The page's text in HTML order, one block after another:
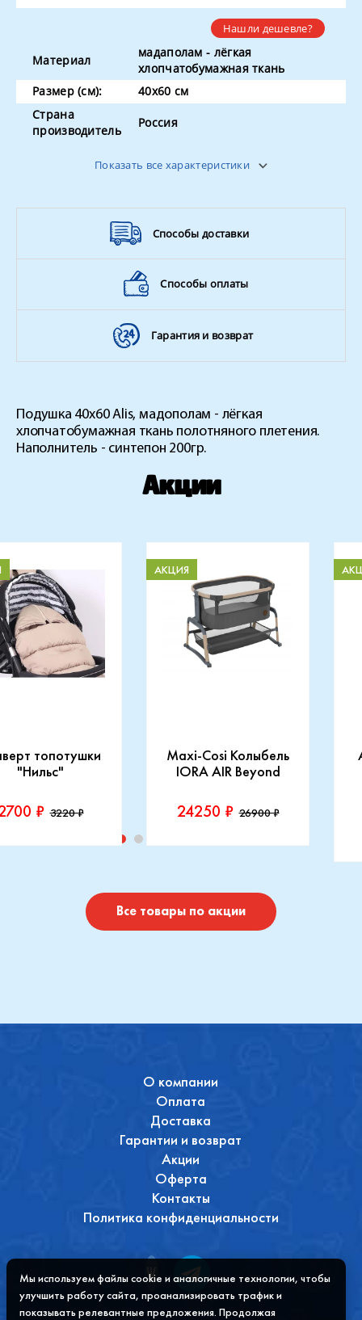
Нашли дешевле?
Материал
мадаполам - лёгкая
хлопчатобумажная ткань
Размер (см):
40х60 см
Страна
производитель
Россия
Показать все характеристики
Способы доставки
Способы оплаты
Гарантия и возврат
Подушка 40х60 Alis, мадополам - лёгкая
хлопчатобумажная ткань полотняного плетения.
Наполнитель - синтепон 200гр.
Акции
топотушки
"Нильс"
₽ 3220 ₽
Maxi-Cosi Колыбель
IORA AIR Beyond
АКЦИЯ
24250 ₽ 26900 ₽
Производитель::
Купить
Все товары по акции
О компании
Оплата
Доставка
Гарантии и возврат
Акции
Оферта
Контакты
Политика конфиденциальности
Мы используем файлы cookie и аналогичные технологии, чтобы
улучшить работу сайта, проанализировать трафик и
показывать релевантные предложения. Продолжая